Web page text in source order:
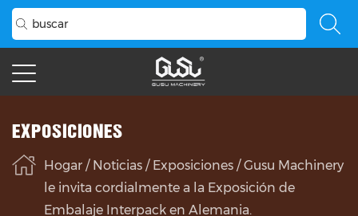
EXPOSICIONES
Hogar / Noticias / Exposiciones /Gusu Machinery
le invita cordialmente a la Exposición de
Embalaje Interpack en Alemania.